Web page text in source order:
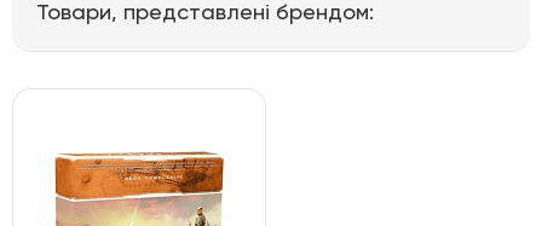
Товари, представлені брендом: